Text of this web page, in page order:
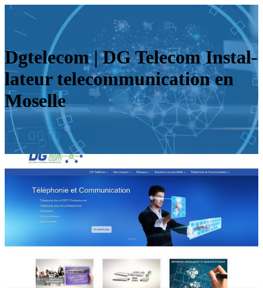
Dgtelecom | DG Telecom Instal­
la­teur telecom­munica­tion en
Moselle